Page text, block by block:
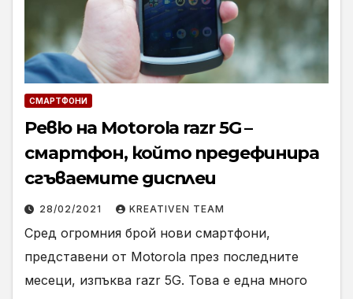
СМАРТФОНИ
Ревю на Motorola razr 5G –
смартфон, който предефинира
сгъваемите дисплеи
28/02/2021 KREATIVEN TEAM
Сред огромния брой нови смартфони,
представени от Motorola през последните
месеци, изпъква razr 5G. Това е една много